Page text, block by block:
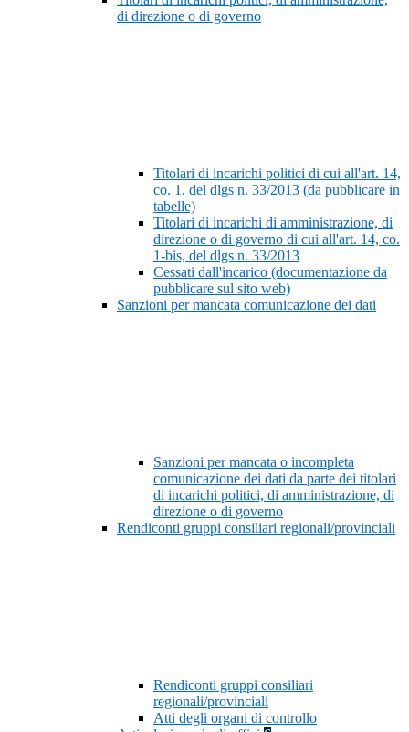
di direzione o di governo
Titolari di incarichi politici di cui all'art. 14,
co. 1, del dlgs n. 33/2013 (da pubblicare in
tabelle)
Titolari di incarichi di amministrazione, di
direzione o di governo di cui all'art. 14, co.
1-bis, del dlgs n. 33/2013
Cessati dall'incarico (documentazione da
pubblicare sul sito web)
Sanzioni per mancata comunicazione dei dati
Sanzioni per mancata o incompleta
comunicazione dei dati da parte dei titolari
di incarichi politici, di amministrazione, di
direzione o di governo
Rendiconti gruppi consiliari regionali/provinciali
Rendiconti gruppi consiliari
regionali/provinciali
Atti degli organi di controllo